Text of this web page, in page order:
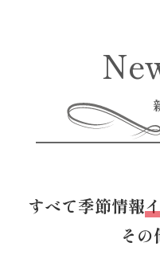
すべて季節情報
その